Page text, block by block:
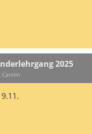
2025
Carolin